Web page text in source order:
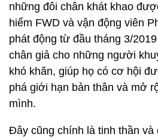
những đôi chân khát khao
hiểm FWD và vận động viên
phát động từ đầu tháng 3/
chân giả cho những người
khó khăn, giúp họ có cơ hội
phá giới hạn bản thân và mở
mình.
Đây cũng chính là tinh thần và